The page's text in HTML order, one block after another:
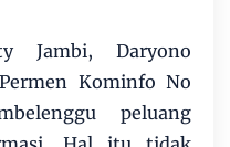
Jambi, Daryono
Kominfo No
peluang